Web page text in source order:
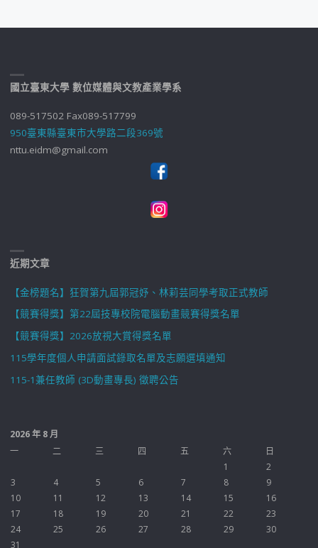
國立臺東大學 數位媒體與文教產業學系
089-517502 Fax089-517799
950臺東縣臺東市大學路二段369號
nttu.eidm@gmail.com
近期文章
【金榜題名】狂賀第九屆郭冠妤、林莉芸同學考取正式教師
【競賽得獎】第22屆技專校院電腦動畫競賽得獎名單
【競賽得獎】2026放視大賞得獎名單
115學年度個人申請面試錄取名單及志願選填通知
115-1兼任教師 (3D動畫專長) 徵聘公告
2026 年 8 月
一
二 三 四 五 六
日
1
2
3
4 5 6 7 8
9
10
11 12 13 14 15
16
17
18 19 20 21 22
23
24
25 26 27 28 29
30
31